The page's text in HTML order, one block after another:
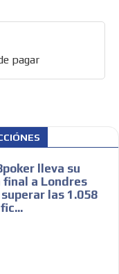
pagar
lleva su
final a Londres
las 1.058